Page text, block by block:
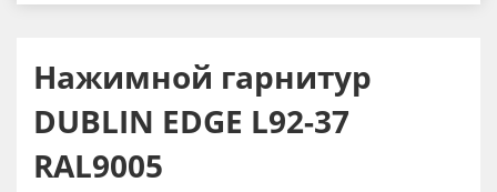
Нажимной гарнитур
DUBLIN EDGE L92-37
RAL9005